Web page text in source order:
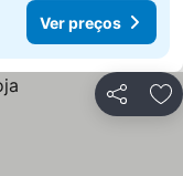
Ver preços
Partilhar